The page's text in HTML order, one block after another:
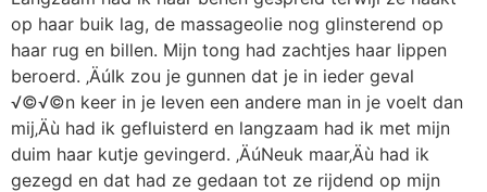
op haar buik lag, de massageolie nog glinsterend op
haar rug en billen. Mijn tong had zachtjes haar lippen
beroerd. ‚ÄúIk zou je gunnen dat je in ieder geval
√©√©n keer in je leven een andere man in je voelt dan
mij‚Äù had ik gefluisterd en langzaam had ik met mijn
duim haar kutje gevingerd. ‚ÄúNeuk maar‚Äù had ik
gezegd en dat had ze gedaan tot ze rijdend op mijn